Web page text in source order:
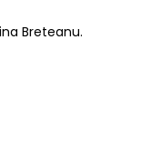
Breteanu.